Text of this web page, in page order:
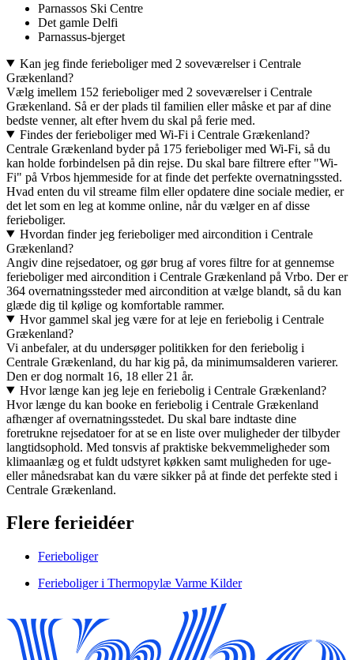
Parnassos Ski Centre
Det gamle Delfi
Parnassus-bjerget
Kan jeg finde ferieboliger med 2 soveværelser i Centrale
Grækenland?
Vælg imellem 152 ferieboliger med 2 soveværelser i Centrale
Grækenland. Så er der plads til familien eller måske et par af dine
bedste venner, alt efter hvem du skal på ferie med.
Findes der ferieboliger med Wi-Fi i Centrale Grækenland?
Centrale Grækenland byder på 175 ferieboliger med Wi-Fi, så du
kan holde forbindelsen på din rejse. Du skal bare filtrere efter "Wi-
Fi" på Vrbos hjemmeside for at finde det perfekte overnatningssted.
Hvad enten du vil streame film eller opdatere dine sociale medier, er
det let som en leg at komme online, når du vælger en af disse
ferieboliger.
Hvordan finder jeg ferieboliger med aircondition i Centrale
Grækenland?
Angiv dine rejsedatoer, og gør brug af vores filtre for at gennemse
ferieboliger med aircondition i Centrale Grækenland på Vrbo. Der er
364 overnatningssteder med aircondition at vælge blandt, så du kan
glæde dig til kølige og komfortable rammer.
Hvor gammel skal jeg være for at leje en feriebolig i Centrale
Grækenland?
Vi anbefaler, at du undersøger politikken for den feriebolig i
Centrale Grækenland, du har kig på, da minimumsalderen varierer.
Den er dog normalt 16, 18 eller 21 år.
Hvor længe kan jeg leje en feriebolig i Centrale Grækenland?
Hvor længe du kan booke en feriebolig i Centrale Grækenland
afhænger af overnatningsstedet. Du skal bare indtaste dine
foretrukne rejsedatoer for at se en liste over muligheder der tilbyder
langtidsophold. Med tonsvis af praktiske bekvemmeligheder som
klimaanlæg og et fuldt udstyret køkken samt muligheden for uge-
eller månedsrabat kan du være sikker på at finde det perfekte sted i
Centrale Grækenland.
Flere ferieidéer
Ferieboliger
Ferieboliger i Thermopylæ Varme Kilder